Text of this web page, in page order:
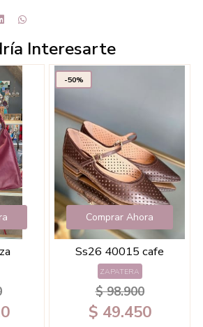
Interesarte
-50%
Comprar Ahora
Ss26 40015 cafe
ZAPATERA
$ 98.900
$ 49.450